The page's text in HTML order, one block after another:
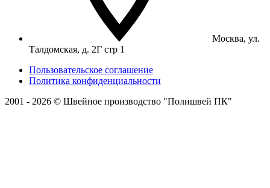
Москва, ул.
Талдомская, д. 2Г стр 1
Пользовательское соглашение
Политика конфиденциальности
2001 - 2026 © Швейное производство "Полишвей ПК"